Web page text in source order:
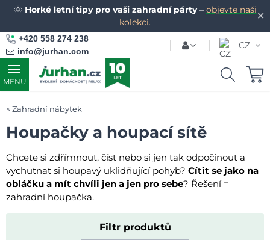
✕
🌞 Horké letní tipy pro vaši zahradní párty– objevte naši
kolekci.
+420 558 274 238
info@jurhan.com
CZ
MENU
Zahradní nábytek
Houpačky a houpací sítě
Chcete si zdřímnout, číst nebo si jen tak odpočinout a
vychutnat si houpavý uklidňující pohyb? Cítit se jako na
obláčku a mít chvíli jen a jen pro sebe? Řešení =
zahradní houpačka.
Filtr produktů